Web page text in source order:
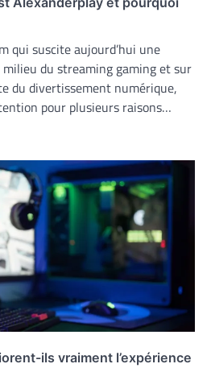
qui suscite aujourd’hui une
du streaming gaming et sur
du divertissement numérique,
pour plusieurs raisons…
ils vraiment l’expérience